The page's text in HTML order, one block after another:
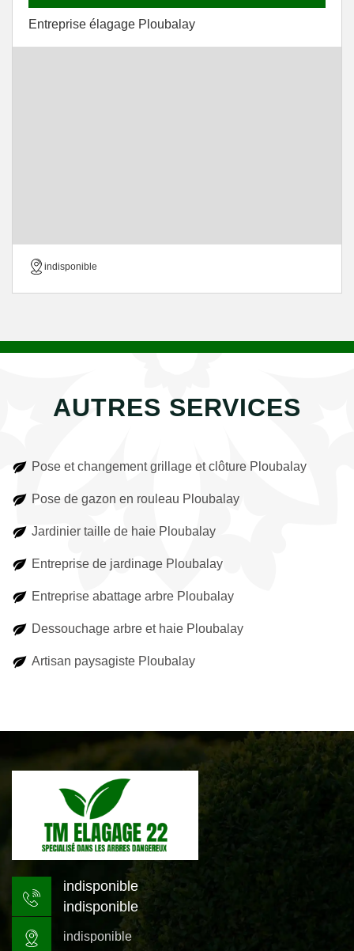
Entreprise élagage Ploubalay
indisponible
AUTRES SERVICES
Pose et changement grillage et clôture Ploubalay
Pose de gazon en rouleau Ploubalay
Jardinier taille de haie Ploubalay
Entreprise de jardinage Ploubalay
Entreprise abattage arbre Ploubalay
Dessouchage arbre et haie Ploubalay
Artisan paysagiste Ploubalay
indisponible
indisponible
indisponible